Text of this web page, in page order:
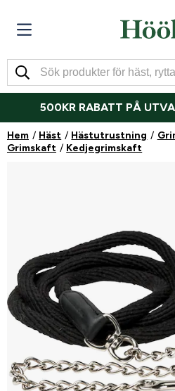
500KR RABATT PÅ
Hem Häst Hästutrustning
Grimskaft
Kedjegrimskaft